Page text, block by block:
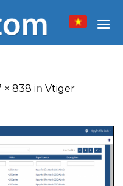
× 838 in Vtiger